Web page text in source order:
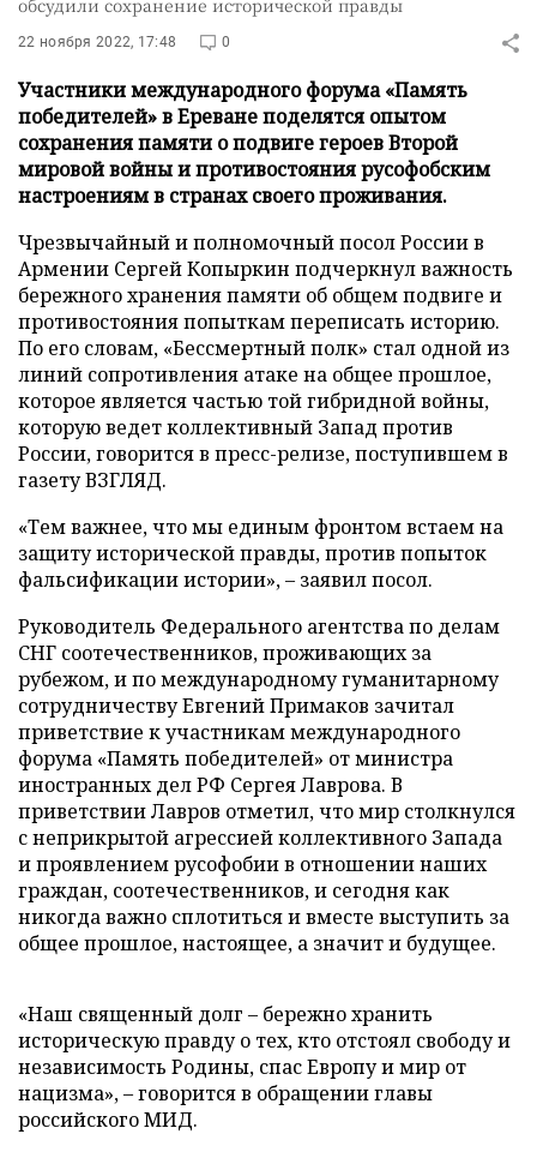
обсудили сохранение исторической правды
22 ноября 2022, 17:48 0
Участники международного форума «Память
победителей» в Ереване поделятся опытом
сохранения памяти о подвиге героев Второй
мировой войны и противостояния русофобским
настроениям в странах своего проживания.
Чрезвычайный и полномочный посол России в
Армении Сергей Копыркин подчеркнул важность
бережного хранения памяти об общем подвиге и
противостояния попыткам переписать историю.
По его словам, «Бессмертный полк» стал одной из
линий сопротивления атаке на общее прошлое,
которое является частью той гибридной войны,
которую ведет коллективный Запад против
России, говорится в пресс-релизе, поступившем в
газету ВЗГЛЯД.
«Тем важнее, что мы единым фронтом встаем на
защиту исторической правды, против попыток
фальсификации истории», – заявил посол.
Руководитель Федерального агентства по делам
СНГ соотечественников, проживающих за
рубежом, и по международному гуманитарному
сотрудничеству Евгений Примаков зачитал
приветствие к участникам международного
форума «Память победителей» от министра
иностранных дел РФ Сергея Лаврова. В
приветствии Лавров отметил, что мир столкнулся
с неприкрытой агрессией коллективного Запада
и проявлением русофобии в отношении наших
граждан, соотечественников, и сегодня как
никогда важно сплотиться и вместе выступить за
общее прошлое, настоящее, а значит и будущее.
«Наш священный долг – бережно хранить
историческую правду о тех, кто отстоял свободу и
независимость Родины, спас Европу и мир от
нацизма», – говорится в обращении главы
российского МИД.